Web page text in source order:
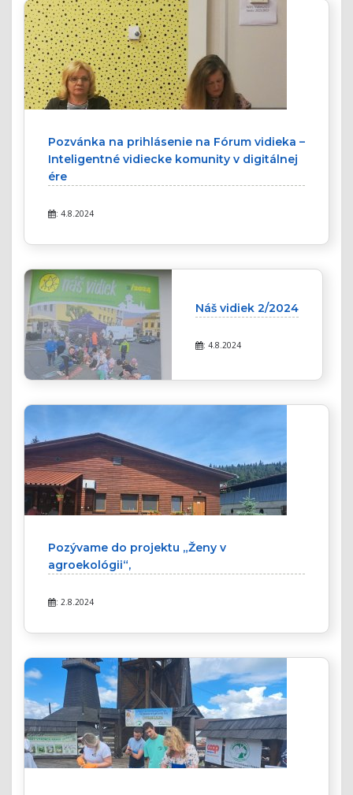
Pozvánka na prihlásenie na Fórum vidieka –
Inteligentné vidiecke komunity v digitálnej
ére
: 4.8.2024
Náš vidiek 2/2024
: 4.8.2024
Pozývame do projektu „Ženy v
agroekológii“,
: 2.8.2024